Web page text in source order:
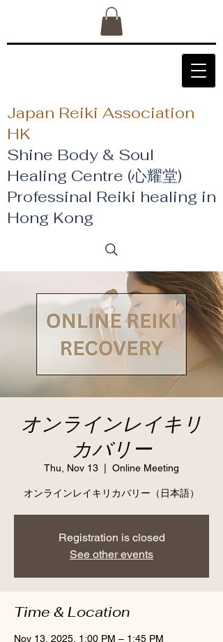
Japan Reiki Association
HK
Shine Body & Soul
Healing Centre (心耀堂)
​Professinal Reiki healing in
Hong Kong
オンラインレイキリ
カバリー
Thu, Nov 13 Online Meeting
オンラインレイキリカバリー（日本語）
Registration is closed
See other events
Time & Location
Nov 13, 2025, 1:00 PM – 1:45 PM